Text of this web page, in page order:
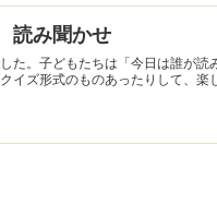
読み聞かせ
た。子どもたちは「今日は誰が